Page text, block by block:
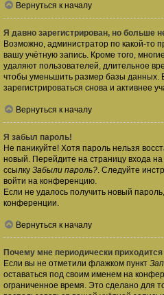
Вернуться к началу
Я давно зарегистрирован, но больше
Возможно, администратор по какой-то
вашу учётную запись. Кроме того,
удаляют пользователей, длительное
чтобы уменьшить размер базы данных.
зарегистрироваться снова и активнее
Вернуться к началу
Я забыл пароль!
Не паникуйте! Хотя пароль нельзя
новый. Перейдите на страницу входа
ссылку Забыли пароль?. Следуйте
войти на конференцию.
Если не удалось получить новый
конференции.
Вернуться к началу
Почему мне периодически
Если вы не отметили флажком пункт
оставаться под своим именем на
ограниченное время. Это сделано для